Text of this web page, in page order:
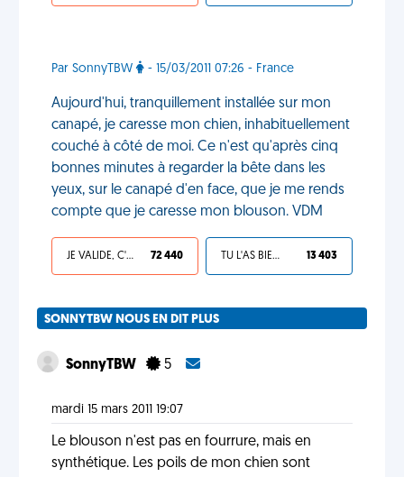
Par SonnyTBW - 15/03/2011 07:26 - France
Aujourd'hui, tranquillement installée sur mon
canapé, je caresse mon chien, inhabituellement
couché à côté de moi. Ce n'est qu'après cinq
bonnes minutes à regarder la bête dans les
yeux, sur le canapé d'en face, que je me rends
compte que je caresse mon blouson. VDM
JE VALIDE, C'EST UNE VDM 72 440 TU L'AS BIEN MÉRITÉ 13 403
SONNYTBW NOUS EN DIT PLUS
SonnyTBW 5
mardi 15 mars 2011 19:07
Le blouson n'est pas en fourrure, mais en
synthétique. Les poils de mon chien sont